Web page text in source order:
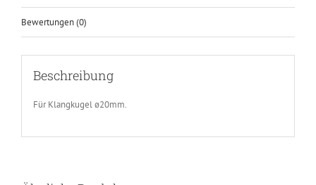
Bewertungen (0)
Beschreibung
Für Klangkugel ø20mm.